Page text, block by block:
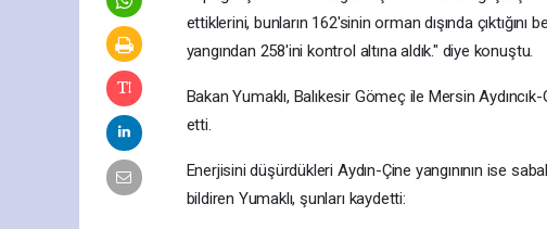
ettiklerini, bunların 162'sinin orman dışında
yangından 258'ini kontrol altına aldık." diye konuştu.
Bakan Yumaklı, Balıkesir Gömeç ile Mersin
etti.
Enerjisini düşürdükleri Aydın-Çine yangınının ise
bildiren Yumaklı, şunları kaydetti: